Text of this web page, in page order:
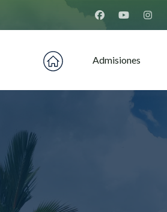
Home Montfort
Admisiones